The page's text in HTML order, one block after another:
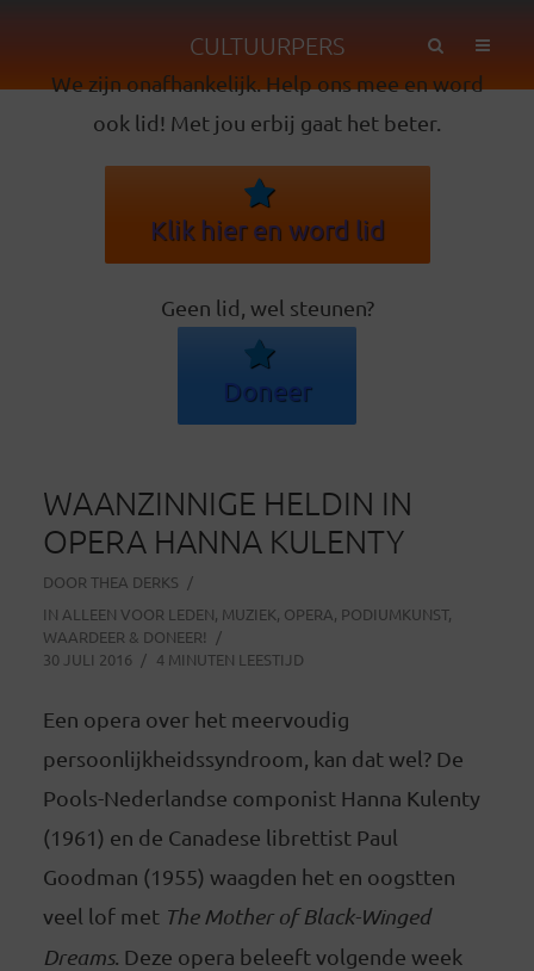
CULTUURPERS
We zijn onafhankelijk. Help ons mee en word
ook lid! Met jou erbij gaat het beter.
Klik hier en word lid
Geen lid, wel steunen?
Doneer
WAANZINNIGE HELDIN IN
OPERA HANNA KULENTY
DOOR THEA DERKS
IN ALLEEN VOOR LEDEN, MUZIEK, OPERA, PODIUMKUNST,
WAARDEER & DONEER!
30 JULI 2016
4 MINUTEN LEESTIJD
Een opera over het meervoudig
persoonlijkheidssyndroom, kan dat wel? De
Pools-Nederlandse componist Hanna Kulenty
(1961) en de Canadese librettist Paul
Goodman (1955) waagden het en oogstten
veel lof met The Mother of Black-Winged
Dreams. Deze opera beleeft volgende week